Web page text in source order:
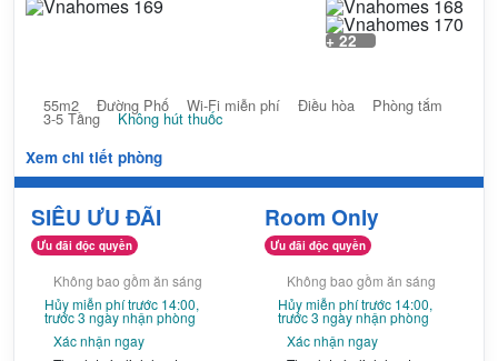
+ 22
55m2 Đường Phố Wi-Fi miễn phí Điều hòa Phòng tắm
3-5 Tầng
Không hút thuốc
Xem chi tiết phòng
SIÊU ƯU ĐÃI
Ưu đãi độc quyền
Không bao gồm ăn sáng
Hủy miễn phí trước 14:00,
trước 3 ngày nhận phòng
Xác nhận ngay
Room Only
Ưu đãi độc quyền
Không bao gồm ăn sáng
Hủy miễn phí trước 14:00,
trước 3 ngày nhận phòng
Xác nhận ngay